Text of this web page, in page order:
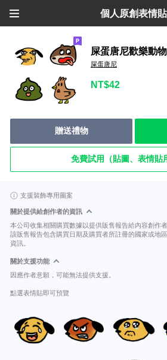
個人原創表情貼
屎蛋唐尼歡樂動
屎蛋唐尼
NT$42
贈送禮物
免費試用（貼圖、表情貼
支援裝飾專用圖案
關於提供給創作者的資訊
本公司收集相關購買數據以提供販售報告給內容創作者
該販售報告包含購買日期及購買者所註冊的國家或地
資訊。
關於支援功能
因應作者意願，可能無法提供支援。
點選表情貼即可預覽